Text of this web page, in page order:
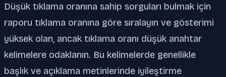
Düşük tıklama oranına sahip sorguları bulmak için
raporu tıklama oranına göre sıralayın ve gösterimi
yüksek olan, ancak tıklama oranı düşük anahtar
kelimelere odaklanın. Bu kelimelerde genellikle
başlık ve açıklama metinlerinde iyileştirme